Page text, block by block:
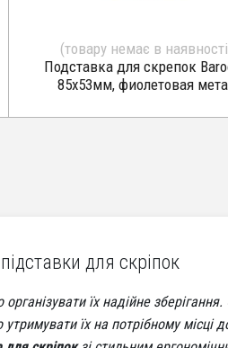
(товару немає в
Подставка для скрепок
85х53мм, фиолетовая
для скріпок
їх надійне
їх на потрібному місці